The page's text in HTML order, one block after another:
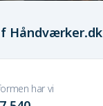
Håndværker.dk
har vi